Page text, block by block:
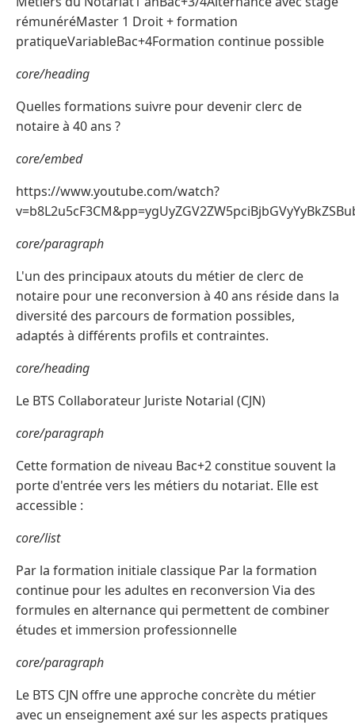
rémunéréMaster 1 Droit + formation
pratiqueVariableBac+4Formation continue possible
core/heading
Quelles formations suivre pour devenir clerc de
notaire à 40 ans ?
core/embed
https://www.youtube.com/watch?
core/paragraph
L'un des principaux atouts du métier de clerc de
notaire pour une reconversion à 40 ans réside dans la
diversité des parcours de formation possibles,
adaptés à différents profils et contraintes.
core/heading
Le BTS Collaborateur Juriste Notarial (CJN)
core/paragraph
Cette formation de niveau Bac+2 constitue souvent la
porte d'entrée vers les métiers du notariat. Elle est
accessible :
core/list
Par la formation initiale classique Par la formation
continue pour les adultes en reconversion Via des
formules en alternance qui permettent de combiner
études et immersion professionnelle
core/paragraph
Le BTS CJN offre une approche concrète du métier
avec un enseignement axé sur les aspects pratiques